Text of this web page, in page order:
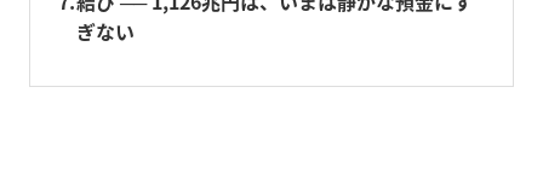
ぎない